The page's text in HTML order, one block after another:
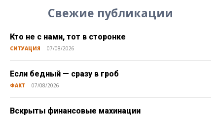
Свежие публикации
Кто не с нами, тот в сторонке
СИТУАЦИЯ 07/08/2026
Если бедный — сразу в гроб
ФАКТ 07/08/2026
Вскрыты финансовые махинации